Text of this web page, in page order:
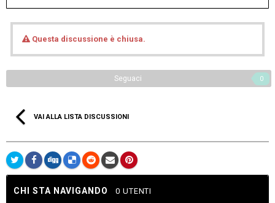
Questa discussione è chiusa.
Seguaci 0
VAI ALLA LISTA DISCUSSIONI
CHI STA NAVIGANDO 0 UTENTI